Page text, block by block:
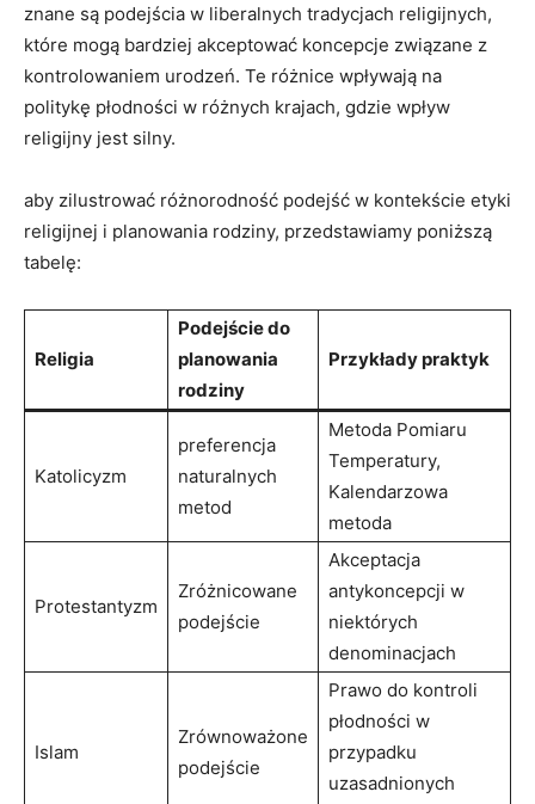
znane są podejścia w liberalnych tradycjach ⁢religijnych,
które‌ mogą bardziej akceptować koncepcje związane z
kontrolowaniem urodzeń. ⁢Te różnice wpływają na
politykę płodności w różnych krajach, gdzie wpływ
religijny jest silny.
aby zilustrować różnorodność podejść w kontekście ​etyki
religijnej‌ i planowania rodziny, przedstawiamy poniższą
tabelę:
Religia
Podejście‍ do
planowania
rodziny
Przykłady praktyk
Katolicyzm
preferencja
naturalnych
metod
Metoda Pomiaru
⁣Temperatury,
Kalendarzowa
metoda
Protestantyzm
Zróżnicowane
podejście
Akceptacja‍
antykoncepcji w
niektórych⁢
denominacjach
Islam
Zrównoważone
podejście
Prawo do kontroli
płodności w
przypadku
uzasadnionych